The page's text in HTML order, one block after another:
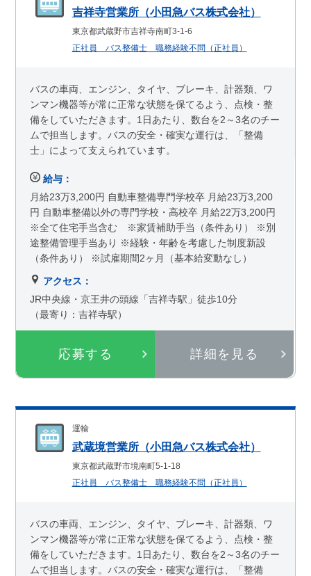
吉祥寺営業所（小田急バス株式会社）
東京都武蔵野市吉祥寺南町3-1-6
正社員 バス整備士 職務経験不問（正社員）
応募する 詳細を見る
バスの車両、エンジン、タイヤ、ブレーキ、計器類、ワ
ンマン機器等が常に正常な状態を保てるよう、点検・整
備をしていただきます。1日あたり、数台を2～3名のチー
ムで担当します。バスの安全・確実な運行は、「整備
士」によって支えられています。
給与：
月給23万3,200円 自動車整備専門学校卒 月給23万3,200
円 自動車整備以外の専門学校・高校卒 月給22万3,200円
※全て住宅手当含む ※家賃補助手当（条件あり） ※別
途整備管理手当あり ※経験・年齢を考慮した制度新設
（条件あり） ※試雇期間2ヶ月（基本給変動なし）
アクセス：
JR中央線・京王井の頭線「吉祥寺駅」徒歩10分
（最寄り：吉祥寺駅）
運輸
武蔵境営業所（小田急バス株式会社）
東京都武蔵野市境南町5-1-18
正社員 バス整備士 職務経験不問（正社員）
バスの車両、エンジン、タイヤ、ブレーキ、計器類、ワ
ンマン機器等が常に正常な状態を保てるよう、点検・整
備をしていただきます。1日あたり、数台を2～3名のチー
ムで担当します。バスの安全・確実な運行は、「整備